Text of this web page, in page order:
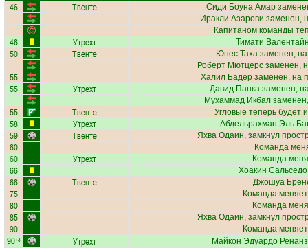
46 Твенте Сиди Боуна Амар
Иракли Азарови заменен,
Капитаном команды
46 Утрехт Тимати
50 Твенте Юнес Тахазаменен,
Роберт Мютцерсзаменен,
55 Халил Бадер заменен, на
55 Утрехт Давид Панка заменен,
Мухаммад Икбал
55 Твенте Угловые теперь будет
58 Утрехт Абдельрахман Эль
59 Твенте Яхва Одаин, замкнул
60 Команда
60 Утрехт Команда
66 Хоакин Сальседо
66 Твенте Джошуа
75 Команда
80 Команда
85 Яхва Одаин, замкнул
90 Команда
90+3 Утрехт Майкон Эдуардо